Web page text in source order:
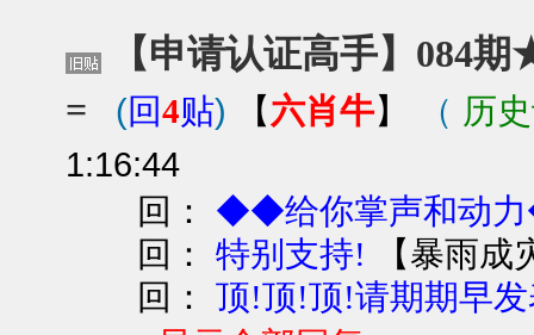
【申请认证高手】084
=
(回4贴) 【六肖牛】 （ 历
1:16:44
回： ◆◆给你掌声和动
回：特别支持! 【暴雨成
回：顶!顶!顶!请期期早